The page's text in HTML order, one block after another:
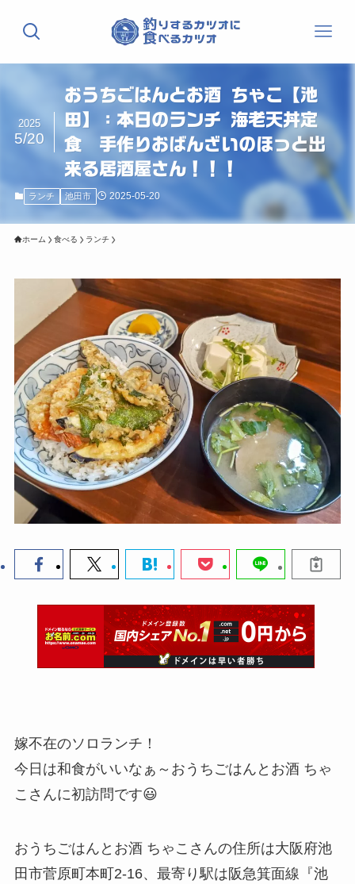
おうちごはんとお酒 ちゃこ【池
田】：本日のランチ 海老天丼定
食 手作りおばんざいのほっと出
来る居酒屋さん！！！
2025
5/20
ランチ 池田市 2025-05-20
ホーム 食べる ランチ
嫁不在のソロランチ！
今日は和食がいいなぁ～おうちごはんとお酒 ちゃ
こさんに初訪問です😃
おうちごはんとお酒 ちゃこさんの住所は大阪府池
田市菅原町本町2-16、最寄り駅は阪急箕面線『池